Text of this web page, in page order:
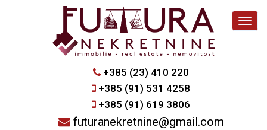
+385 (23) 410 220
+385 (91) 531 4258
+385 (91) 619 3806
futuranekretnine@gmail.com